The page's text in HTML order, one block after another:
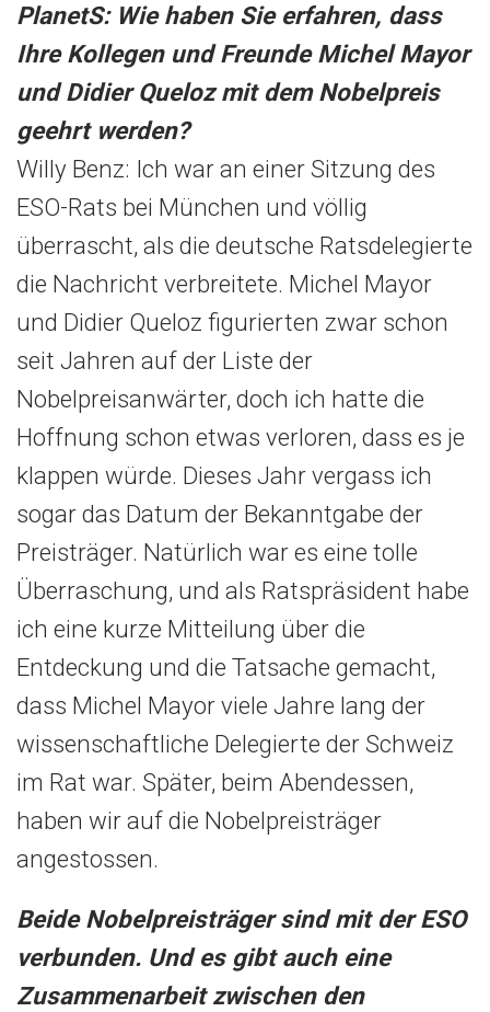
PlanetS: Wie haben Sie erfahren, dass
Ihre Kollegen und Freunde Michel Mayor
und Didier Queloz mit dem Nobelpreis
geehrt werden?
Willy Benz: Ich war an einer Sitzung des
ESO-Rats bei München und völlig
überrascht, als die deutsche Ratsdelegierte
die Nachricht verbreitete. Michel Mayor
und Didier Queloz figurierten zwar schon
seit Jahren auf der Liste der
Nobelpreisanwärter, doch ich hatte die
Hoffnung schon etwas verloren, dass es je
klappen würde. Dieses Jahr vergass ich
sogar das Datum der Bekanntgabe der
Preisträger. Natürlich war es eine tolle
Überraschung, und als Ratspräsident habe
ich eine kurze Mitteilung über die
Entdeckung und die Tatsache gemacht,
dass Michel Mayor viele Jahre lang der
wissenschaftliche Delegierte der Schweiz
im Rat war. Später, beim Abendessen,
haben wir auf die Nobelpreisträger
angestossen.
Beide Nobelpreisträger sind mit der ESO
verbunden. Und es gibt auch eine
Zusammenarbeit zwischen den